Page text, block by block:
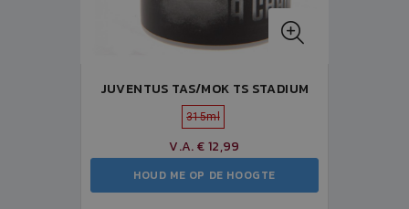
JUVENTUS TAS/MOK TS STADIUM
315ml
V.A. € 12,99
HOUD ME OP DE HOOGTE